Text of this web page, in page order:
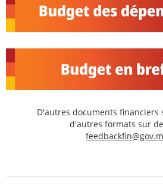
D'autres documents financiers
d'autres formats sur